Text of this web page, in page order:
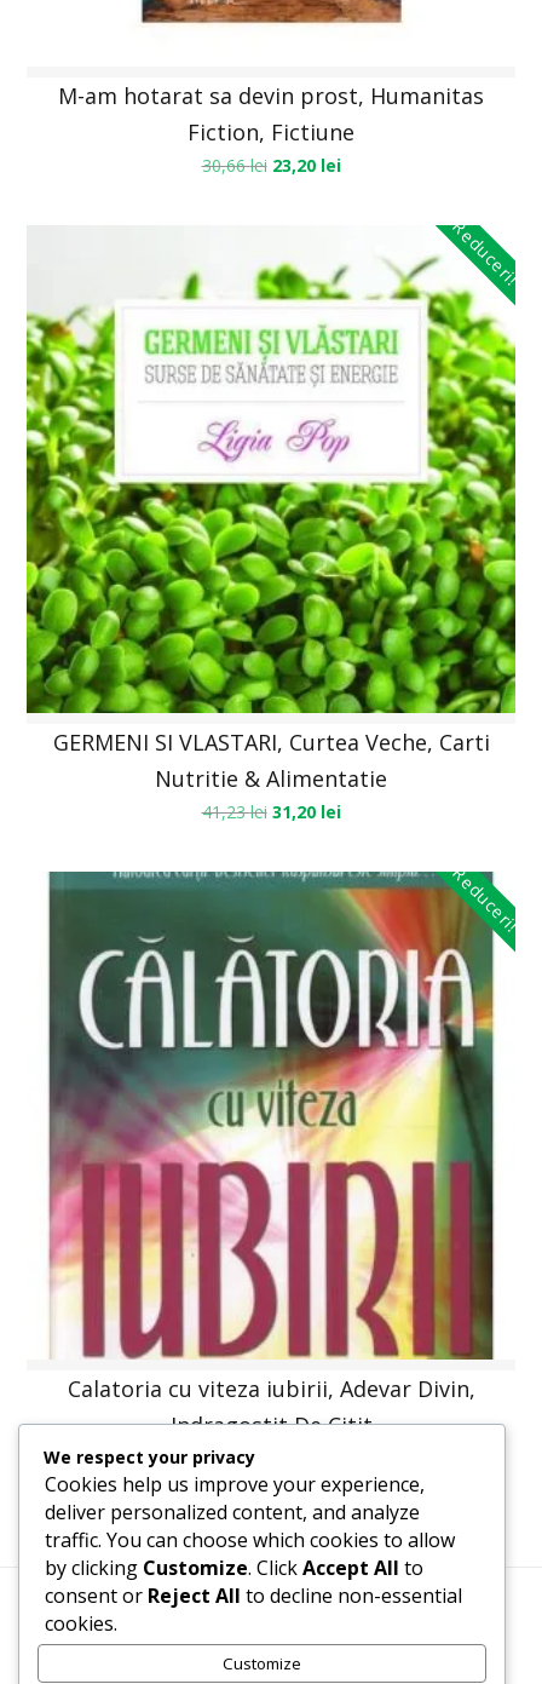
M-am hotarat sa devin prost, Humanitas
Fiction, Fictiune
30,66lei 23,20 lei
Reduceri!
GERMENI SI VLASTARI, Curtea Veche, Carti
Nutritie & Alimentatie
41,23lei 31,20 lei
Reduceri!
Calatoria cu viteza iubirii, Adevar Divin,
Indragostit De Citit
30,66lei
Termeni, Condiții & Protecția Datelor (GDPR)
We respect your privacy
Cookies help us improve your experience,
deliver personalized content, and analyze
traffic. You can choose which cookies to allow
by clicking Customize. ClickAccept All to
consent or Reject All to decline non-essential
cookies.
Customize